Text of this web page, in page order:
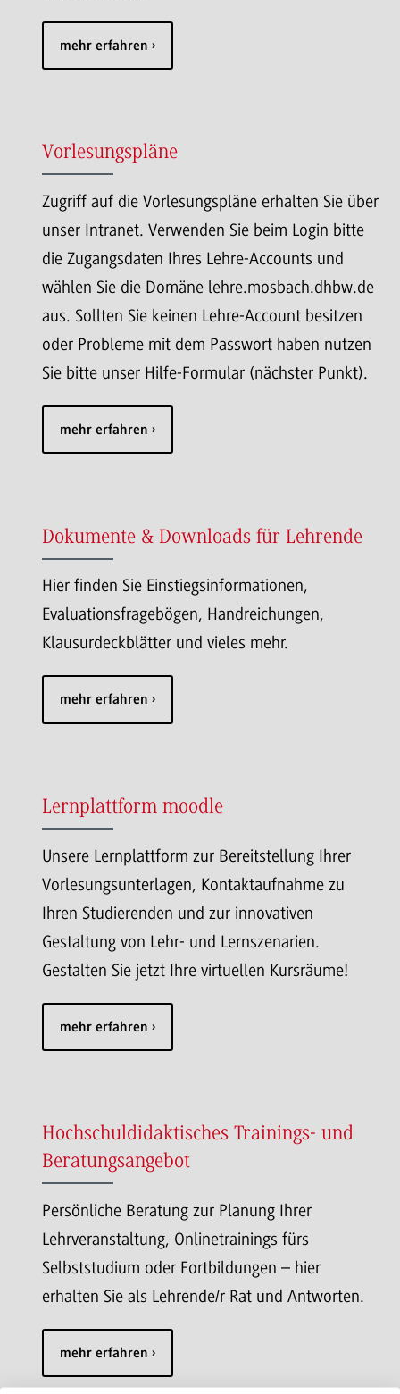
mehr erfahren
Vorlesungspläne
Zugriff auf die Vorlesungspläne erhalten Sie über
unser Intranet. Verwenden Sie beim Login bitte
die Zugangsdaten Ihres Lehre-Accounts und
wählen Sie die Domäne lehre.mosbach.dhbw.de
aus. Sollten Sie keinen Lehre-Account besitzen
oder Probleme mit dem Passwort haben nutzen
Sie bitte unser Hilfe-Formular (nächster Punkt).
mehr erfahren
Dokumente & Downloads für Lehrende
Hier finden Sie Einstiegsinformationen,
Evaluationsfragebögen, Handreichungen,
Klausurdeckblätter und vieles mehr.
mehr erfahren
Lernplattform moodle
Unsere Lernplattform zur Bereitstellung Ihrer
Vorlesungsunterlagen, Kontaktaufnahme zu
Ihren Studierenden und zur innovativen
Gestaltung von Lehr- und Lernszenarien.
Gestalten Sie jetzt Ihre virtuellen Kursräume!
mehr erfahren
Hochschuldidaktisches Trainings- und
Beratungsangebot
Persönliche Beratung zur Planung Ihrer
Lehrveranstaltung, Onlinetrainings fürs
Selbststudium oder Fortbildungen – hier
erhalten Sie als Lehrende/r Rat und Antworten.
mehr erfahren